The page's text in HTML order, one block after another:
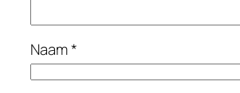
Naam*